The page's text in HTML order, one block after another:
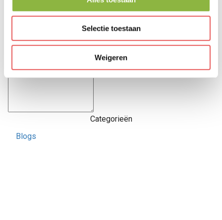
Selectie toestaan
Weigeren
Bekijk ook
Categorieën
Blogs